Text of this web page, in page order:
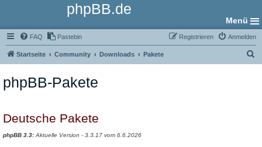
phpBB.de
Menü
FAQ Pastebin Anmelden
Registrieren
Startseite Community Downloads Pakete
phpBB-Pakete
Deutsche Pakete
phpBB 3.3: Aktuelle Version - 3.3.17 vom 6.6.2026